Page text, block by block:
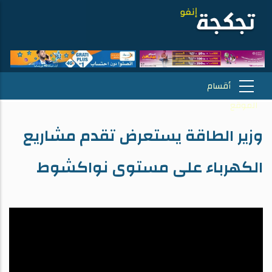
وزير الطاقة يستعرض تقدم مشاريع
الكهرباء على مستوى نواكشوط